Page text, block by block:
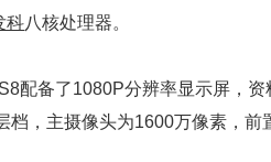
科八核处理器。
配备了1080P分辨率显示屏，
档，主摄像头为1600万像素，前